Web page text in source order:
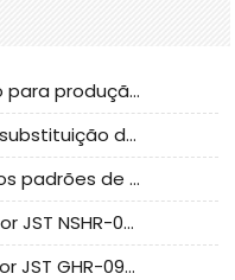
Guia de avaliação e adaptação para produção em massa de componentes de cabos nacionais CNC Tech
Análise da solução nacional de substituição da linha de alta frequência I-PEX
CLIFF referente à atualização dos padrões de teste de conectores nacionais
Conector JST - Fornece conector JST NSHR-02V-S original | substituto
Conector JST - fornece conector JST GHR-09V-S autêntico | substituto